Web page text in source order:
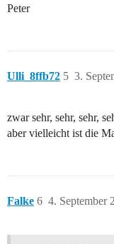
Peter
Ulli_8ffb72 3.
5
zwar sehr, sehr, sehr,
aber vielleicht ist die
Falke 4. September
6